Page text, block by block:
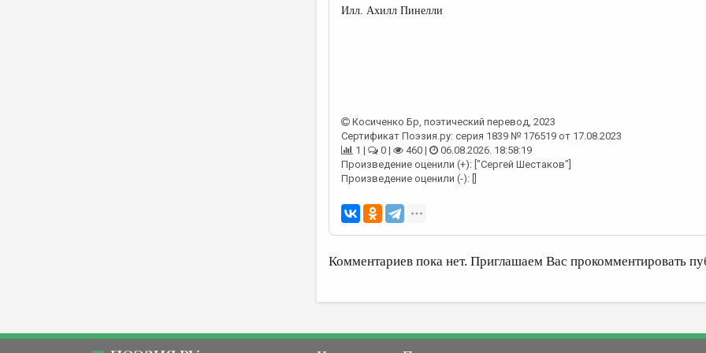
Илл. Ахилл Пинелли
Косиченко Бр , поэтический перевод, 2023
Сертификат Поэзия.ру: серия 1839 № 176519 от 17.08.2023
1 |
0 | 460 |
06.08.2026. 18:58:19
Произведение оценили (+): ["Сергей Шестаков"]
Произведение оценили (-): []
Комментариев пока нет. Приглашаем Вас прокомментировать